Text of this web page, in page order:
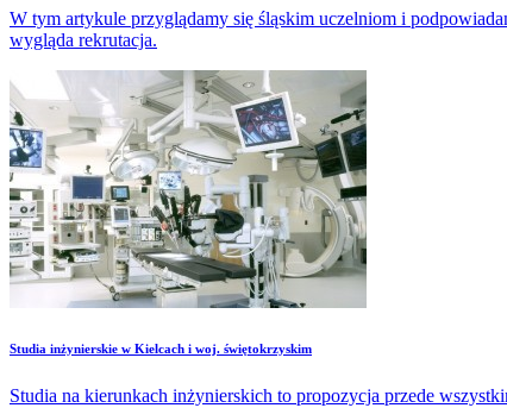
W tym artykule przyglądamy się śląskim uczelniom i
wygląda rekrutacja.
Studia inżynierskie w Kielcach i woj. świętokrzyskim
Studia na kierunkach inżynierskich to propozycja przede